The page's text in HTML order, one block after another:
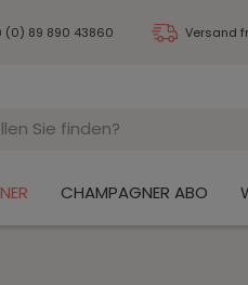
(0) 89 890 43860 Versand
CHAMPAGNER ABO